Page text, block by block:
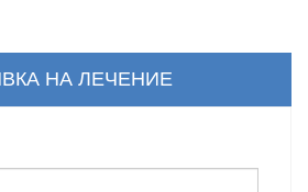
НА ЛЕЧЕНИЕ